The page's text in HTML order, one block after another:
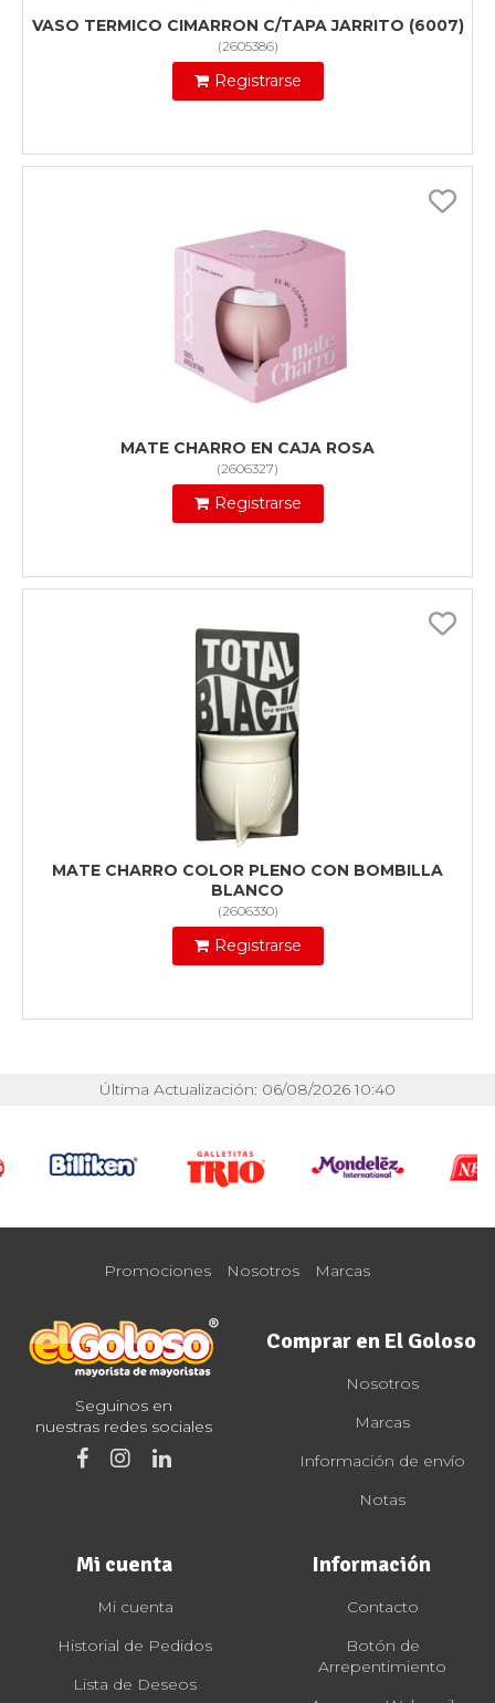
VASO TERMICO CIMARRON C/TAPA JARRITO (6007)
(2605386)
Registrarse
MATE CHARRO EN CAJA ROSA
(2606327)
Registrarse
MATE CHARRO COLOR PLENO CON BOMBILLA
BLANCO
(2606330)
Registrarse
Última Actualización: 06/08/2026 10:40
Promociones Nosotros Marcas
Seguinos en
nuestras redes sociales
Comprar en El Goloso
Nosotros
Marcas
Información de envío
Notas
Mi cuenta
Mi cuenta
Historial de Pedidos
Lista de Deseos
Información
Contacto
Botón de
Arrepentimiento